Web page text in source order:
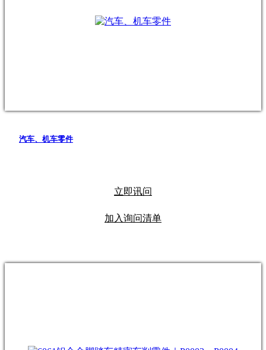
汽车、机车零件
立即讯问
加入询问清单